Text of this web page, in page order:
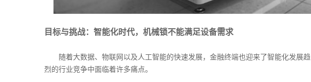
目标与挑战：智能化时代，机械锁不能满足设备需求
随着大数据、物联网以及人工智能的快速发展，金融终端也迎来了智能化发展
烈的行业竞争中面临着许多痛点。